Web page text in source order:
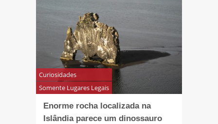
Curiosidades
Somente Lugares Legais
Enorme rocha localizada na
Islândia parece um dinossauro